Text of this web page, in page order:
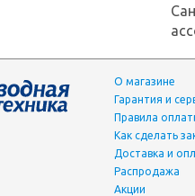
О магазине
Гарантия и
Правила
Как сделать
Доставка и
Распродажа
Акции